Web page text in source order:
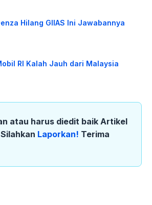
Hilang GIIAS Ini Jawabannya
RI Kalah Jauh dari Malaysia
atau harus diedit baik Artikel
Laporkan! Terima